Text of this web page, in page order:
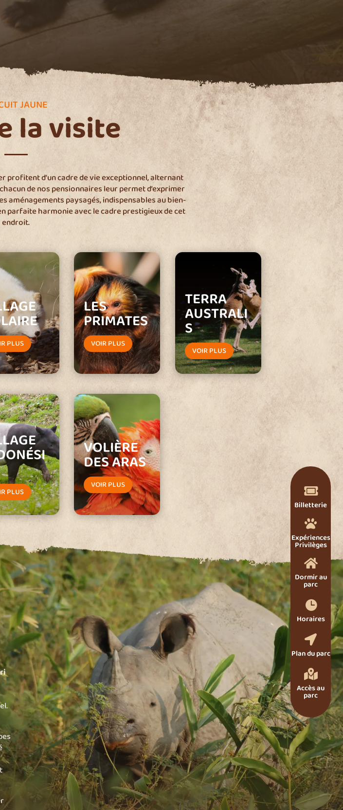

Billetterie

Expériences
Privilèges

Dormir au
parc

Horaires

Plan du parc

Accès au
parc
JAUNE
la visite
profitent d’un cadre de vie exceptionnel, alternant
de nos pensionnaires leur permet d’exprimer
aménagements paysagés, indispensables au bien-
parfaite harmonie avec le cadre prestigieux de cet
endroit.
PLUS
LES
PRIMATES
VOIR PLUS
TERRA
AUSTRALI
S
VOIR PLUS
PLUS
VOLIÈRE
DES ARAS
VOIR PLUS